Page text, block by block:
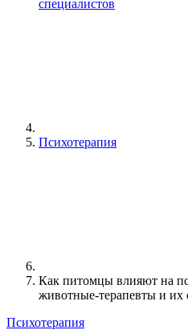
специалистов
Психотерапия
Как питомцы влияют на
животные-терапевты и их
Психотерапия